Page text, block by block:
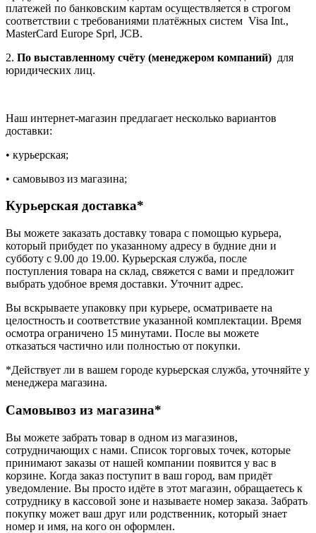
платежей по банковским картам осуществляется в строгом
соответствии с требованиями платёжных систем Visa Int.,
MasterCard Europe Sprl, JCB.
2. По выставленному счёту (менеджером компаний) для
юридических лиц.
Наш интернет-магазин предлагает несколько вариантов
доставки:
• курьерская;
• самовывоз из магазина;
Курьерская доставка*
Вы можете заказать доставку товара с помощью курьера,
который прибудет по указанному адресу в будние дни и
субботу с 9.00 до 19.00. Курьерская служба, после
поступления товара на склад, свяжется с вами и предложит
выбрать удобное время доставки. Уточнит адрес.
Вы вскрываете упаковку при курьере, осматриваете на
целостность и соответствие указанной комплектации. Время
осмотра ограничено 15 минутами. После вы можете
отказаться частично или полностью от покупки.
*Действует ли в вашем городе курьерская служба, уточняйте у
менеджера магазина.
Самовывоз из магазина*
Вы можете забрать товар в одном из магазинов,
сотрудничающих с нами. Список торговых точек, которые
принимают заказы от нашей компании появится у вас в
корзине. Когда заказ поступит в ваш город, вам придёт
уведомление. Вы просто идёте в этот магазин, обращаетесь к
сотруднику в кассовой зоне и называете номер заказа. Забрать
покупку может ваш друг или родственник, который знает
номер и имя, на кого он оформлен.